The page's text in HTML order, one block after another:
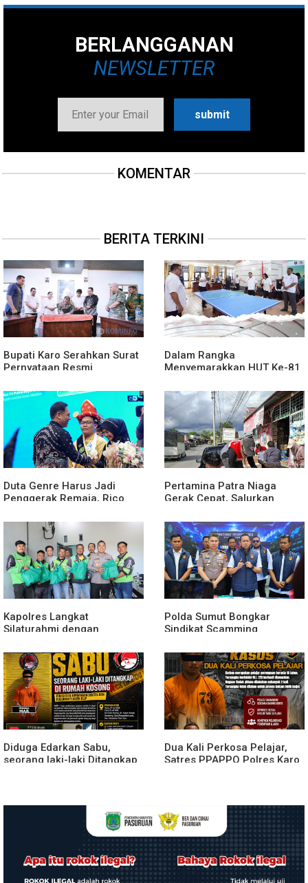
BERLANGGANAN
NEWSLETTER
KOMENTAR
BERITA TERKINI
Bupati Karo Serahkan Surat
Pernyataan Resmi
Kabanjahe
Dalam Rangka
Menyemarakkan HUT Ke-81
Siapkan Rangkaian Kegiatan
Duta Genre Harus Jadi
Penggerak Remaja, Rico
Saat Ada Acara
Pertamina Patra Niaga
Gerak Cepat, Salurkan
Terdampak Bencana Banjir
di Sumatera Barat
Kapolres Langkat
Silaturahmi dengan
Ajak Jaga Kamtibmas
Jelang HUT RI
Polda Sumut Bongkar
Sindikat Scamming
Medan, Korban Rugi Rp6,7
Miliar
Diduga Edarkan Sabu,
seorang laki-laki Ditangkap
Dua Kali Perkosa Pelajar,
Satres PPAPPO Polres Karo